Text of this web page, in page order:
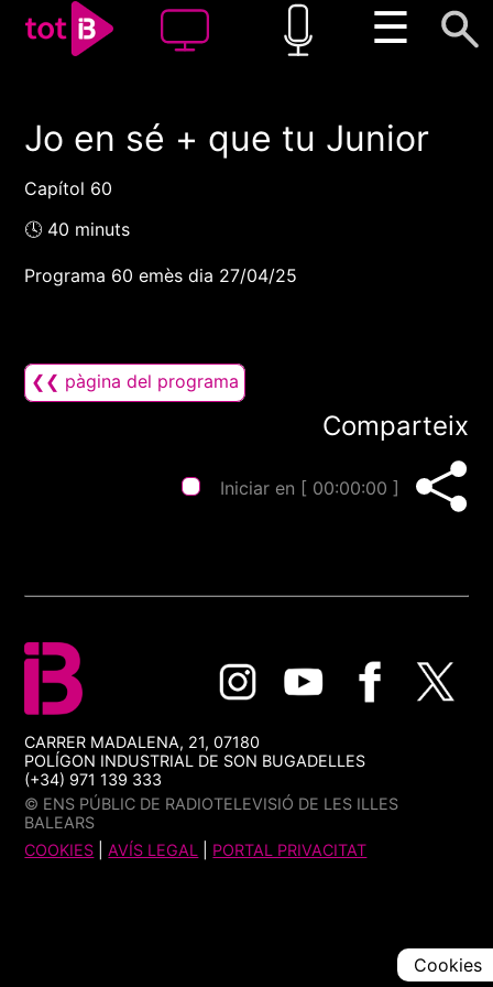
☰
00:00 00:00
Jo en sé + que tu Junior
Capítol 60
🕓 40 minuts
Programa 60 emès dia 27/04/25
❮❮ pàgina del programa
Comparteix
Iniciar en [ 00:00:00 ]
CARRER MADALENA, 21, 07180
POLÍGON INDUSTRIAL DE SON BUGADELLES
(+34) 971 139 333
© ENS PÚBLIC DE RADIOTELEVISIÓ DE LES ILLES
BALEARS
COOKIES |AVÍS LEGAL PORTAL PRIVACITAT
Cookies